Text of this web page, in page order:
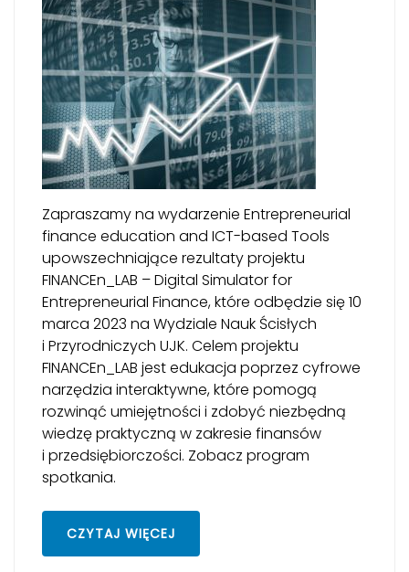
Zapraszamy na wydarzenie Entrepreneurial
finance education and ICT-based Tools
upowszechniające rezultaty projektu
FINANCEn_LAB – Digital Simulator for
Entrepreneurial Finance, które odbędzie się 10
marca 2023 na Wydziale Nauk Ścisłych
i Przyrodniczych UJK. Celem projektu
FINANCEn_LAB jest edukacja poprzez cyfrowe
narzędzia interaktywne, które pomogą
rozwinąć umiejętności i zdobyć niezbędną
wiedzę praktyczną w zakresie finansów
i przedsiębiorczości. Zobacz program
spotkania.
CZYTAJ WIĘCEJ